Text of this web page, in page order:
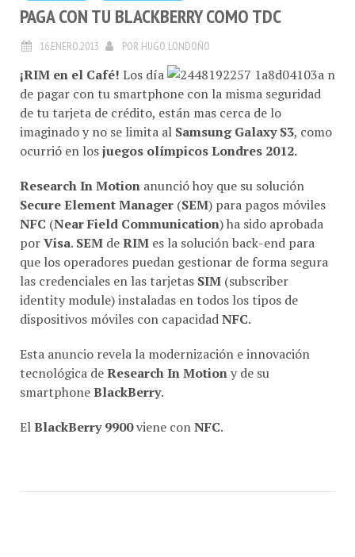
PAGA CON TU BLACKBERRY COMO TDC
16.ENERO.2013 POR HUGO LONDOÑO
¡RIM en el Café! Los día
de pagar con tu smartphone con la misma seguridad
de tu tarjeta de crédito, están mas cerca de lo
imaginado y no se limita al Samsung Galaxy S3 , como
ocurrió en losjuegos olímpicos Londres 2012.
Research In Motion anunció hoy que su solución
Secure Element Manager (SEM) para pagos móviles
NFC (Near Field Communication)ha sido aprobada
porVisa SEM deRIM es la solución back-end para
que los operadores puedan gestionar de forma segura
las credenciales en las tarjetas SIM (subscriber
identity module) instaladas en todos los tipos de
dispositivos móviles con capacidad NFC
Esta anuncio revela la modernización e innovación
tecnológica deResearch In Motion y de su
smartphoneBlackBerry.
El BlackBerry 9900viene con NFC